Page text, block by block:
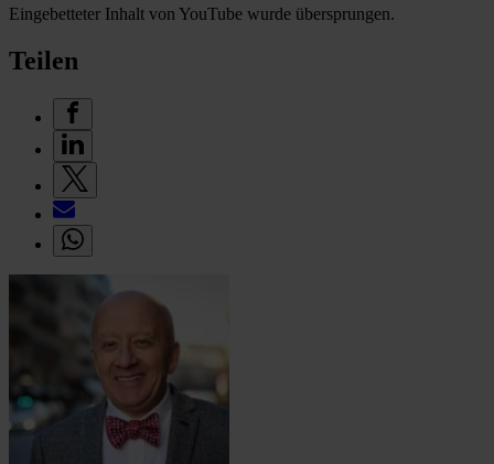
Eingebetteter Inhalt von YouTube wurde übersprungen.
Teilen